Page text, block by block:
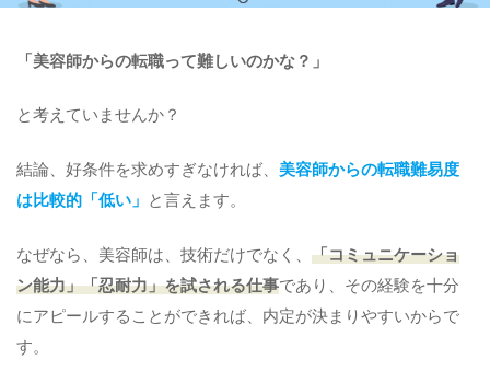
「美容師からの転職って難しいのかな？」
と考えていませんか？
結論、好条件を求めすぎなければ、 美容師からの転職難易度
は比較的「低い」
と言えます。
なぜなら、美容師は、技術だけでなく、 「コミュニケーショ
ン能力」「忍耐力」を試される仕事であり、その経験を十分
にアピールすることができれば、内定が決まりやすいからで
す。